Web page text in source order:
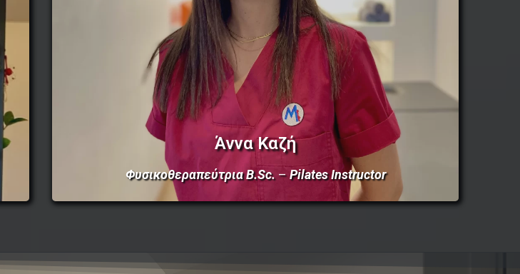
Άννα Καζή
ΦυσικοθεραπεύτριαB.Sc. –Pilates Instructor